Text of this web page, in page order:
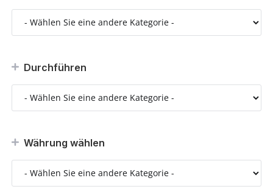
Durchführen
Währung wählen